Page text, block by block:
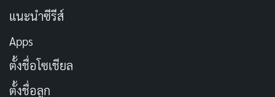
แนะนำซีรีส์
Apps
ตั้งชื่อโซเชียล
ตั้งชื่อลูก